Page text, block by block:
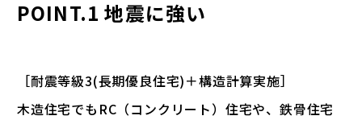
POINT.1 地震に強い
［耐震等級3(長期優良住宅)＋構造計算実施］
木造住宅でもRC（コンクリート）住宅や、鉄骨住宅